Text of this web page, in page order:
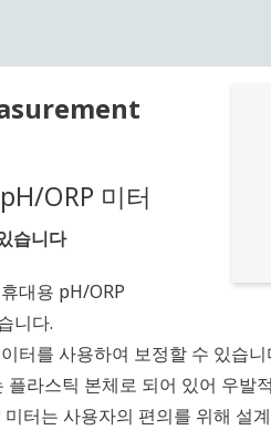
ORP 미터
습니다
대용 pH/ORP
니다.
터를 사용하여 보정할 수 있습
라스틱 본체로 되어 있어 우발
터는 사용자의 편의를 위해 설